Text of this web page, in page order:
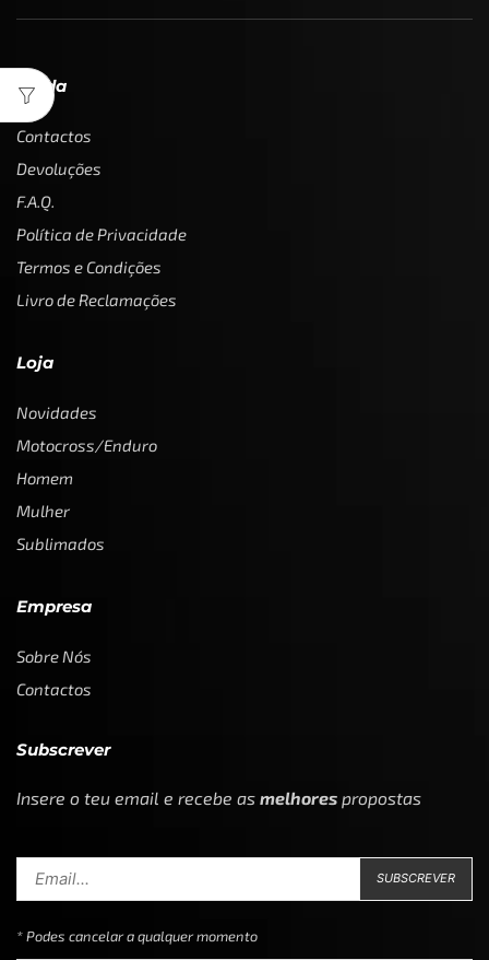
Ajuda
Contactos
Devoluções
F.A.Q.
Política de Privacidade
Termos e Condições
Livro de Reclamações
Loja
Novidades
Motocross/Enduro
Homem
Mulher
Sublimados
Empresa
Sobre Nós
Contactos
Subscrever
Insere o teu email e recebe as melhores propostas
* Podes cancelar a qualquer momento